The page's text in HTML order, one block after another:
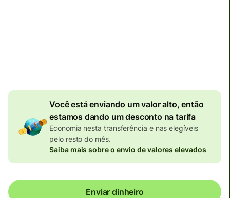
Você está enviando um valor alto, então
estamos dando um desconto na tarifa
Economia nesta transferência e nas elegíveis
pelo resto do mês.
Saiba mais sobre o envio de valores elevados
Enviar dinheiro